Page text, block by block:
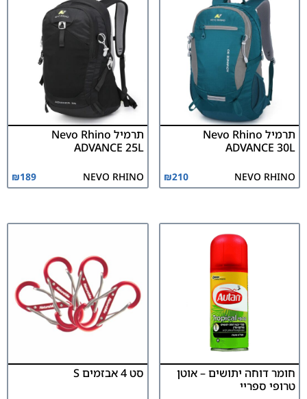
תרמיל Nevo Rhino
ADVANCE 30L
NEVO RHINO
₪210
תרמיל Nevo Rhino
ADVANCE 25L
NEVO RHINO
₪189
חומר דוחה יתושים – אוטן
טרופי ספריי
סט 4 אבזמים S